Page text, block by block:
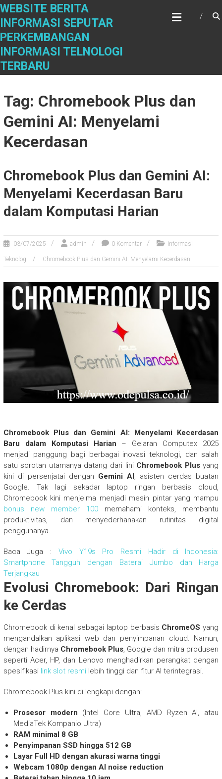
Skip
content
WEBSITE BERITA
INFORMASI SEPUTAR
PERKEMBANGAN
INFORMASI TELNOLOGI
TERBARU
Tag: Chromebook Plus dan
Gemini AI: Menyelami
Kecerdasan
Chromebook Plus dan Gemini AI:
Menyelami Kecerdasan Baru
dalam Komputasi Harian
03/07/2025 admin 0 Komentar Informasi
Teknologi Chromebook Plus dan Gemini AI: Menyelami Kecerdasan
Chromebook Plus dan Gemini AI: Menyelami Kecerdasan
Baru dalam Komputasi Harian – Gelaran Computex 2025
menjadi panggung bagi berbagai inovasi teknologi, dan salah
satu sorotan utamanya datang dari lini Chromebook Plusyang
kini di persenjatai dengan Gemini AI , asisten cerdas buatan
Google. Tak lagi sekadar laptop ringan berbasis cloud,
Chromebook kini menjelma menjadi mesin pintar yang mampu
bonus new member 100 memahami konteks, membantu
produktivitas, dan menyederhanakan rutinitas digital
penggunanya.
Baca Juga : Vivo Y19s Pro Resmi Hadir di Indonesia:
Smartphone Tangguh dengan Baterai Jumbo dan Harga
Terjangkau
Evolusi Chromebook: Dari Ringan
ke Cerdas
Chromebook di kenal sebagai laptop berbasis ChromeOS yang
mengandalkan aplikasi web dan penyimpanan cloud. Namun,
dengan hadirnya Chromebook Plus, Google dan mitra produsen
seperti Acer, HP, dan Lenovo menghadirkan perangkat dengan
spesifikasi link slot resmilebih tinggi dan fitur AI terintegrasi.
Chromebook Plus kini di lengkapi dengan:
Prosesor modern (Intel Core Ultra, AMD Ryzen AI, atau
MediaTek Kompanio Ultra)
RAM minimal 8 GB
Penyimpanan SSD hingga 512 GB
Layar Full HD dengan akurasi warna tinggi
Webcam 1080p dengan AI noise reduction